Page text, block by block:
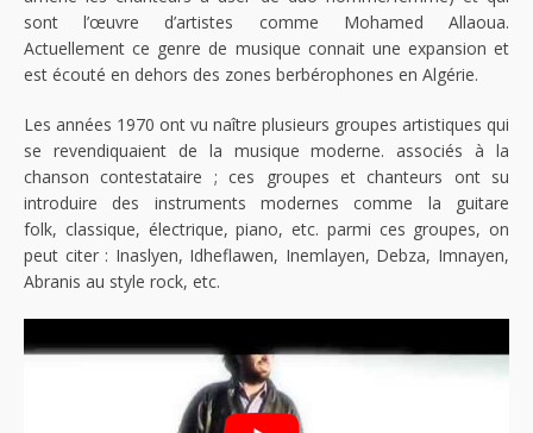
sont l’œuvre d’artistes comme Mohamed Allaoua.
Actuellement ce genre de musique connait une expansion et
est écouté en dehors des zones berbérophones en Algérie.
Les années 1970 ont vu naître plusieurs groupes artistiques qui
se revendiquaient de la musique moderne. associés à la
chanson contestataire ; ces groupes et chanteurs ont su
introduire des instruments modernes comme la guitare
folk, classique, électrique, piano, etc. parmi ces groupes, on
peut citer : Inaslyen, Idheflawen, Inemlayen, Debza, Imnayen,
Abranis au style rock, etc.